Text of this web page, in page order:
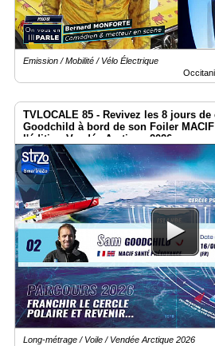
Emission / Mobilité / Vélo Électrique
TVLOCALE 85 - Revivez les 8 jours de
Goodchild à bord de son Foiler
l'édition Vendée Arctique 2026
Long-métrage / Voile / Vendée Arctique 2026